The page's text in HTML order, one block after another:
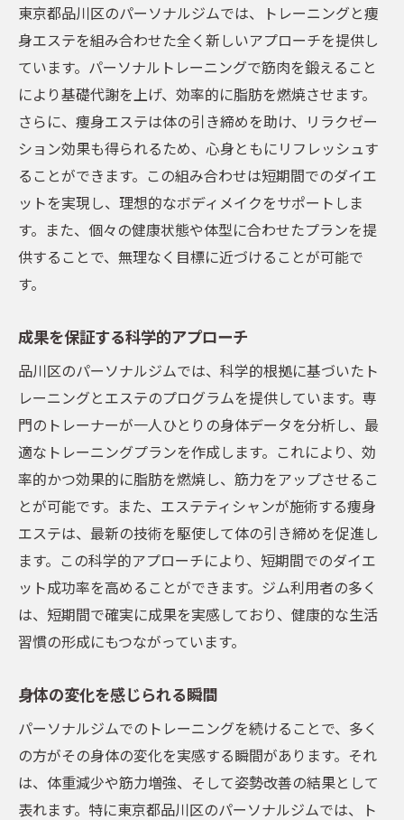
東京都品川区のパーソナルジムでは、トレーニングと痩
身エステを組み合わせた全く新しいアプローチを提供し
ています。パーソナルトレーニングで筋肉を鍛えること
により基礎代謝を上げ、効率的に脂肪を燃焼させます。
さらに、痩身エステは体の引き締めを助け、リラクゼー
ション効果も得られるため、心身ともにリフレッシュす
ることができます。この組み合わせは短期間でのダイエ
ットを実現し、理想的なボディメイクをサポートしま
す。また、個々の健康状態や体型に合わせたプランを提
供することで、無理なく目標に近づけることが可能で
す。
成果を保証する科学的アプローチ
品川区のパーソナルジムでは、科学的根拠に基づいたト
レーニングとエステのプログラムを提供しています。専
門のトレーナーが一人ひとりの身体データを分析し、最
適なトレーニングプランを作成します。これにより、効
率的かつ効果的に脂肪を燃焼し、筋力をアップさせるこ
とが可能です。また、エステティシャンが施術する痩身
エステは、最新の技術を駆使して体の引き締めを促進し
ます。この科学的アプローチにより、短期間でのダイエ
ット成功率を高めることができます。ジム利用者の多く
は、短期間で確実に成果を実感しており、健康的な生活
習慣の形成にもつながっています。
身体の変化を感じられる瞬間
パーソナルジムでのトレーニングを続けることで、多く
の方がその身体の変化を実感する瞬間があります。それ
は、体重減少や筋力増強、そして姿勢改善の結果として
表れます。特に東京都品川区のパーソナルジムでは、ト